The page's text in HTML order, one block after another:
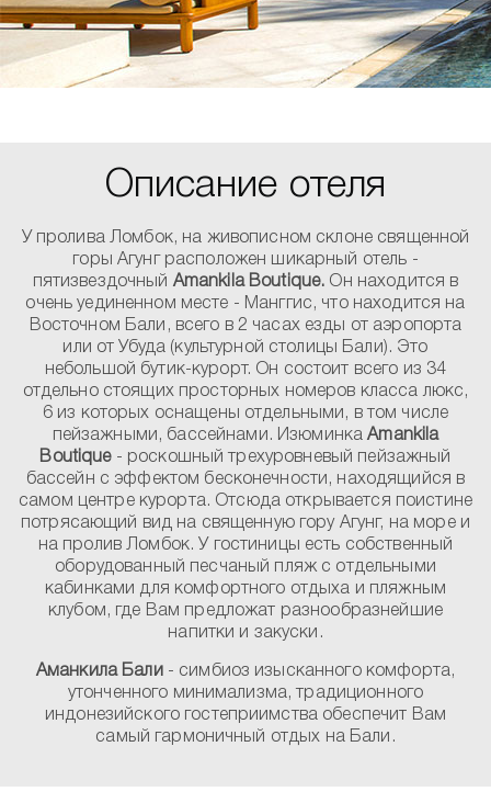
Описание отеля
У пролива Ломбок, на живописном склоне священной
горы Агунг расположен шикарный отель -
пятизвездочный Amankila Boutique. Он находится в
очень уединенном месте - Манггис, что находится на
Восточном Бали, всего в 2 часах езды от аэропорта
или от Убуда (культурной столицы Бали). Это
небольшой бутик-курорт. Он состоит всего из 34
отдельно стоящих просторных номеров класса люкс,
6 из которых оснащены отдельными, в том числе
пейзажными, бассейнами. ИзюминкаAmankila
Boutique- роскошный трехуровневый пейзажный
бассейн с эффектом бесконечности, находящийся в
самом центре курорта. Отсюда открывается поистине
потрясающий вид на священную гору Агунг, на море и
на пролив Ломбок. У гостиницы есть собственный
оборудованный песчаный пляж с отдельными
кабинками для комфортного отдыха и пляжным
клубом, где Вам предложат разнообразнейшие
напитки и закуски.
Аманкила Бали - симбиоз изысканного комфорта,
утонченного минимализма, традиционного
индонезийского гостеприимства обеспечит Вам
самый гармоничный отдых на Бали.